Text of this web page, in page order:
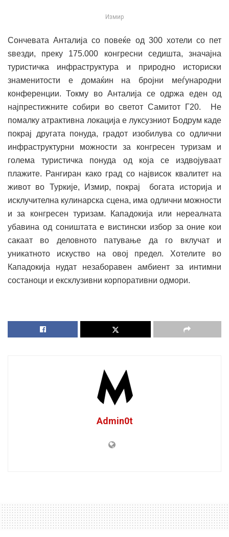
Измир
Сончевата Анталија со повеќе од 300 хотели со пет
ѕвезди, преку 175.000 конгресни седишта, значајна
туристичка инфраструктура и природно историски
знаменитости е домаќин на бројни меѓународни
конференции. Токму во Анталија се одржа еден од
најпрестижните собири во светот Самитот Г20. Не
помалку атрактивна локација е луксузниот Бодрум каде
покрај другата понуда, градот изобилува со одлични
инфраструктурни можности за конгресен туризам и
голема туристичка понуда од која се издвојуваат
плажите. Рангиран како град со највисок квалитет на
живот во Туркије, Измир, покрај богата историја и
исклучителна кулинарска сцена, има одлични можности
и за конгресен туризам. Кападокија или нереалната
убавина од соништата е вистински избор за оние кои
сакаат во деловното патување да го вклучат и
уникатното искуство на овој предел. Хотелите во
Кападокија нудат незаборавен амбиент за интимни
состаноци и ексклузивни корпоративни одмори.
Admin0t